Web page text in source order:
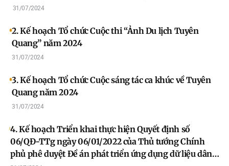
31/07/2024
2. Kế hoạch Tổ chức Cuộc thi “Ảnh Du lịch Tuyên
Quang” năm 2024
31/07/2024
3. Kế hoạch Tổ chức Cuộc sáng tác ca khúc về Tuyên
Quang năm 2024
31/07/2024
4. Kế hoạch Triển khai thực hiện Quyết định số
06/QĐ-TTg ngày 06/01/2022 của Thủ tướng Chính
phủ phê duyệt Đề án phát triển ứng dụng dữ liệu dân